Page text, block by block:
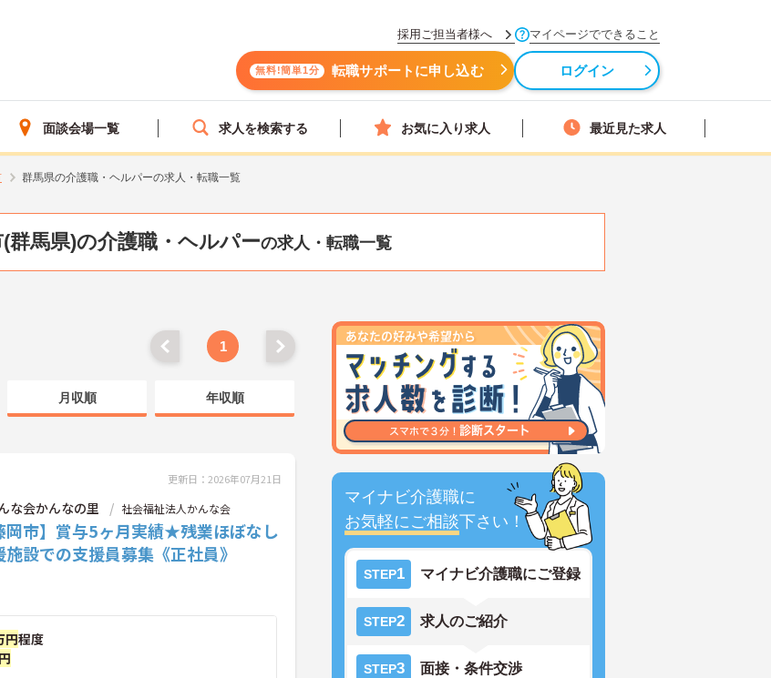
採用ご担当者様へ マイページでできること
無料!簡単1分 転職サポートに申し込む ログイン
面談会場一覧 求人を検索する お気に入り求人 最近見た求人
群馬県の介護職・ヘルパーの求人・転職一覧
群馬県)の介護職・ヘルパーの求人・転職一覧
マイナビ介護職に
お気軽にご相談下さい！
STEP1 マイナビ介護職にご登録
STEP2 求人のご紹介
STEP3 面接・条件交渉
1
月収順 年収順
更新日：2026年07月21日
な会かんなの里 社会福祉法人かんな会
岡市】賞与5ヶ月実績★残業ほぼなし
設での支援員募集《正社員》
円程度